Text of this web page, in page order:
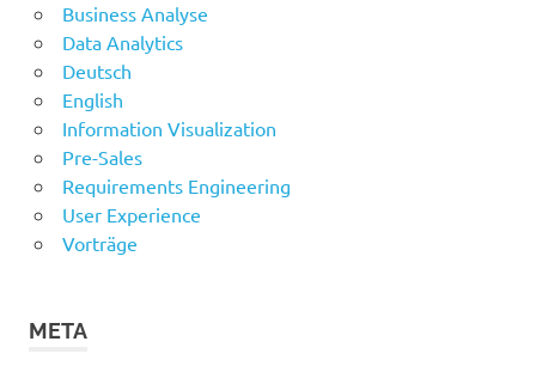
Business Analyse
Data Analytics
Deutsch
English
Information Visualization
Pre-Sales
Requirements Engineering
User Experience
Vorträge
META